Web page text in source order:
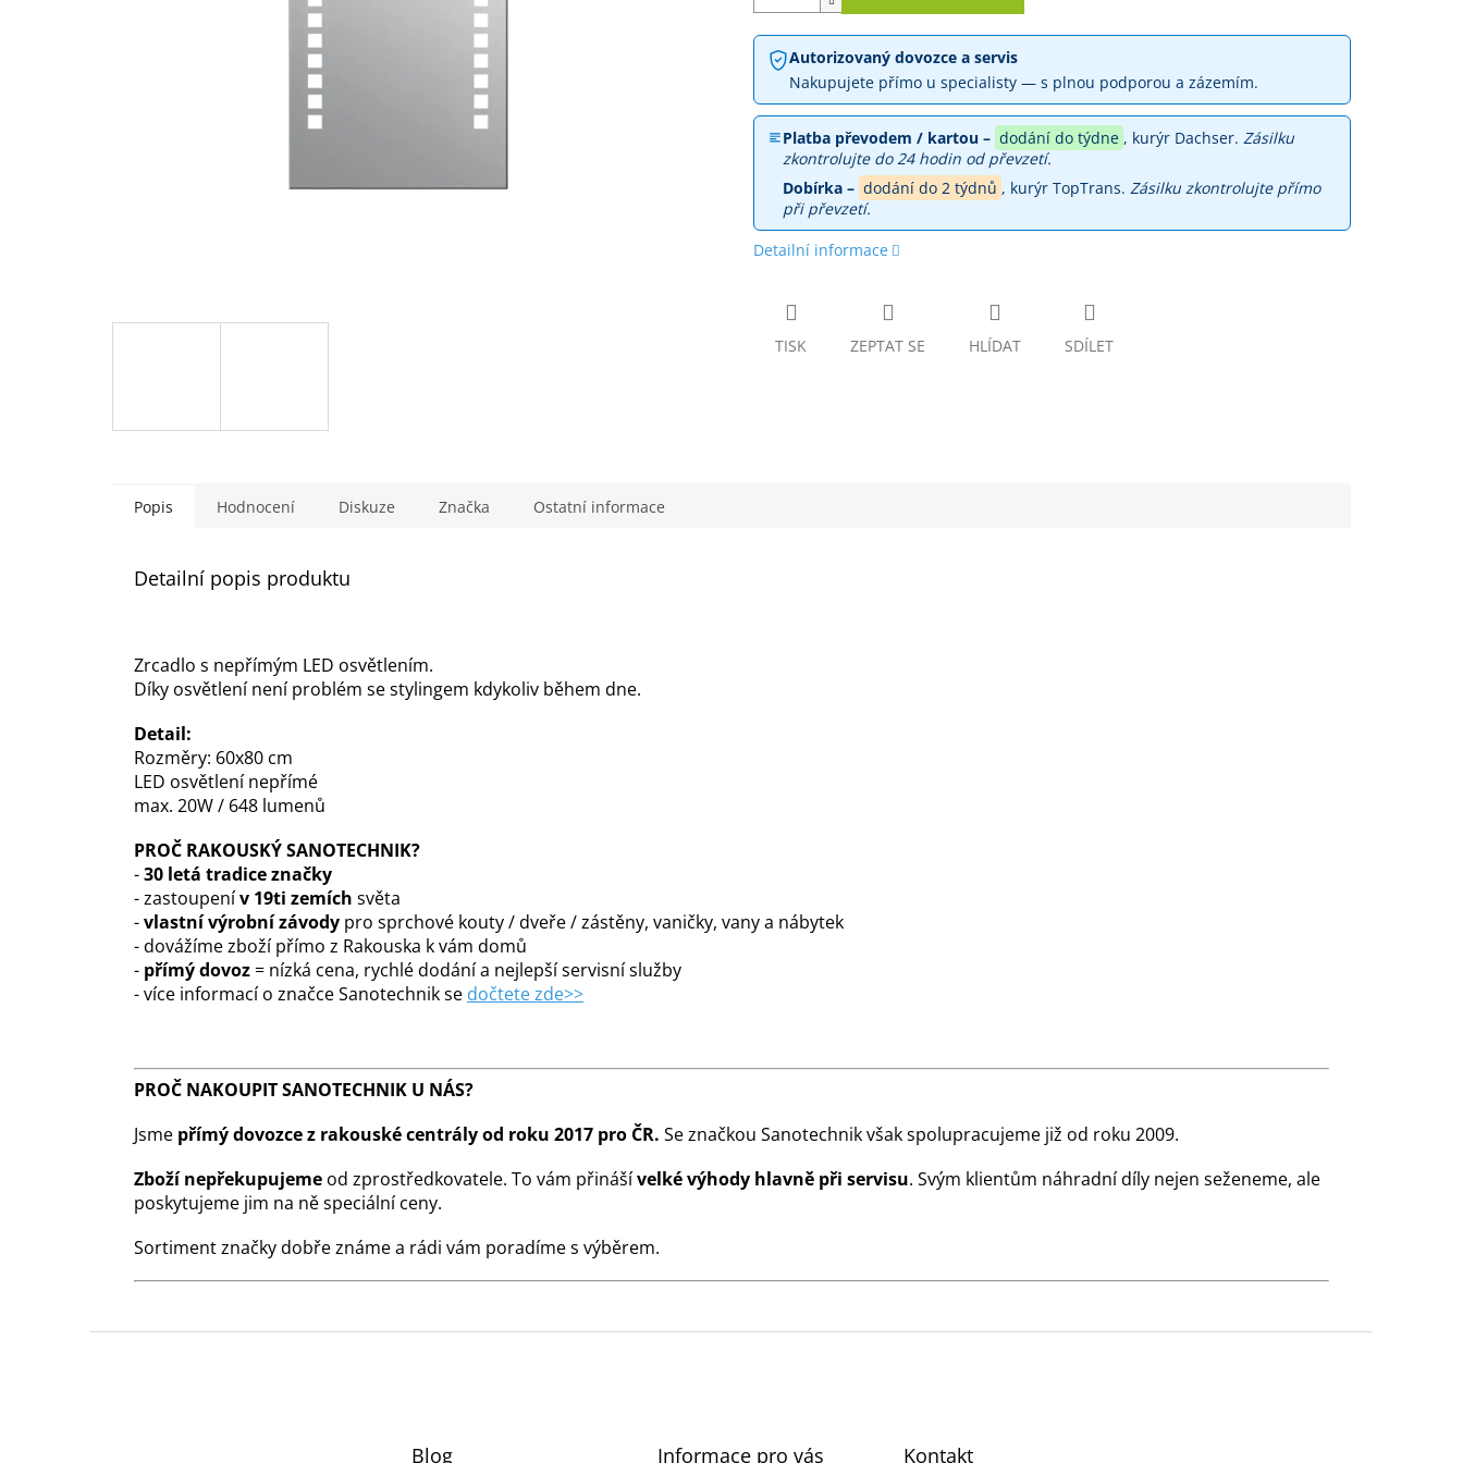
Autorizovaný dovozce a servis
Nakupujete přímo u specialisty — s plnou podporou a zázemím.
Platba převodem / kartou – dodání do týdne , kurýr Dachser.Zásilku
zkontrolujte do 24 hodin od převzetí.
Dobírka – dodání do 2 týdnů , kurýr TopTrans.Zásilku zkontrolujte přímo
při převzetí.
Detailní informace
TISK ZEPTAT SE HLÍDAT SDÍLET
Popis Hodnocení Diskuze Značka Ostatní informace
Detailní popis produktu
Zrcadlo s nepřímým LED osvětlením.
Díky osvětlení není problém se stylingem kdykoliv během dne.
Detail:
Rozměry: 60x80 cm
LED osvětlení nepřímé
max. 20W / 648 lumenů
PROČ RAKOUSKÝ SANOTECHNIK?
-30 letá tradice značky
- zastoupenív 19ti zemích světa
-vlastní výrobní závody pro sprchové kouty / dveře / zástěny, vaničky, vany a nábytek
- dovážíme zboží přímo z Rakouska k vám domů
- přímý dovoz= nízká cena, rychlé dodání a nejlepší servisní služby
- více informací o značce Sanotechnik se dočtete zde>>
PROČ NAKOUPIT SANOTECHNIK U NÁS?
Jsme přímý dovozce z rakouské centrály od roku 2017 pro ČR. Se značkou Sanotechnik však spolupracujeme již od roku 2009.
Zboží nepřekupujeme od zprostředkovatele. To vám přinášívelké výhody hlavně při servisu. Svým klientům náhradní díly nejen seženeme, ale
poskytujeme jim na ně speciální ceny.
Sortiment značky dobře známe a rádi vám poradíme s výběrem.
Blog Informace pro vás Kontakt